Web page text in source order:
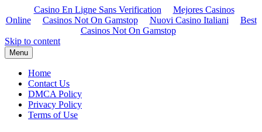
Casino En Ligne Sans Verification
Mejores Casinos
Online
Casinos Not On Gamstop Nuovi Casino Italiani
Best
Casinos Not On Gamstop
Skip to content
Menu
Home
Contact Us
DMCA Policy
Privacy Policy
Terms of Use